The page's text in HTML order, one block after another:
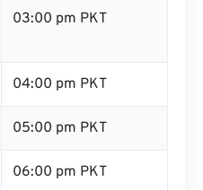
03:00 pm PKT
04:00 pm PKT
05:00 pm PKT
06:00 pm PKT